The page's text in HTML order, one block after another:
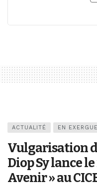
ACTUALITÉ EN EXERGUE
Vulgarisation
Diop Sy lance
Avenir » au